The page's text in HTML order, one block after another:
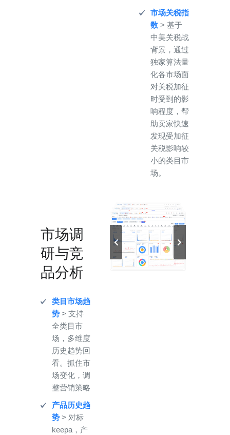
市场关税指
数> 基于
中美关税战
背景，通过
独家算法量
化各市场面
对关税加征
时受到的影
响程度，帮
助卖家快速
发现受加征
关税影响较
小的类目市
场。
市场调
研与竞
品分析
类目市场趋
势 > 支持
全类目市
场，多维度
历史趋势回
看。抓住市
场变化，调
整营销策略
产品历史趋
势 > 对标
keepa，产